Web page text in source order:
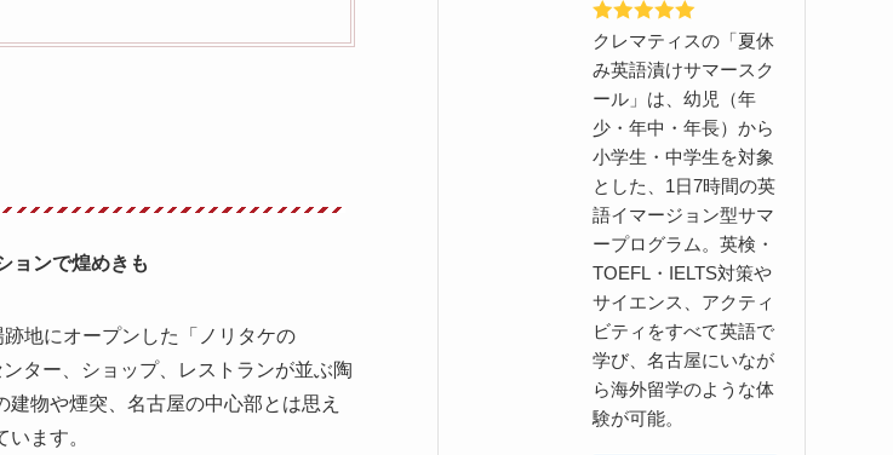
ョンで煌めきも
地にオープンした「ノリタケの
ター、ショップ、レストランが並ぶ陶
物や煙突、名古屋の中心部とは思え
ます。
クレマティスの「夏休
み英語漬けサマースク
ール」は、幼児（年
少・年中・年長）から
小学生・中学生を対象
とした、1日7時間の英
語イマージョン型サマ
ープログラム。英検・
TOEFL・IELTS対策や
サイエンス、アクティ
ビティをすべて英語で
学び、名古屋にいなが
ら海外留学のような体
験が可能。